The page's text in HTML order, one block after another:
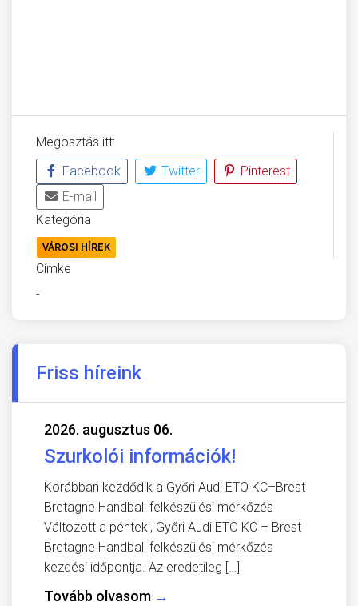
Megosztás itt:
Facebook
Twitter
Pinterest
E-mail
Kategória
VÁROSI HÍREK
Címke
-
Friss híreink
2026. augusztus 06.
Szurkolói információk!
Korábban kezdődik a Győri Audi ETO KC–Brest
Bretagne Handball felkészülési mérkőzés
Változott a pénteki, Győri Audi ETO KC – Brest
Bretagne Handball felkészülési mérkőzés
kezdési időpontja. Az eredetileg […]
Tovább olvasom →